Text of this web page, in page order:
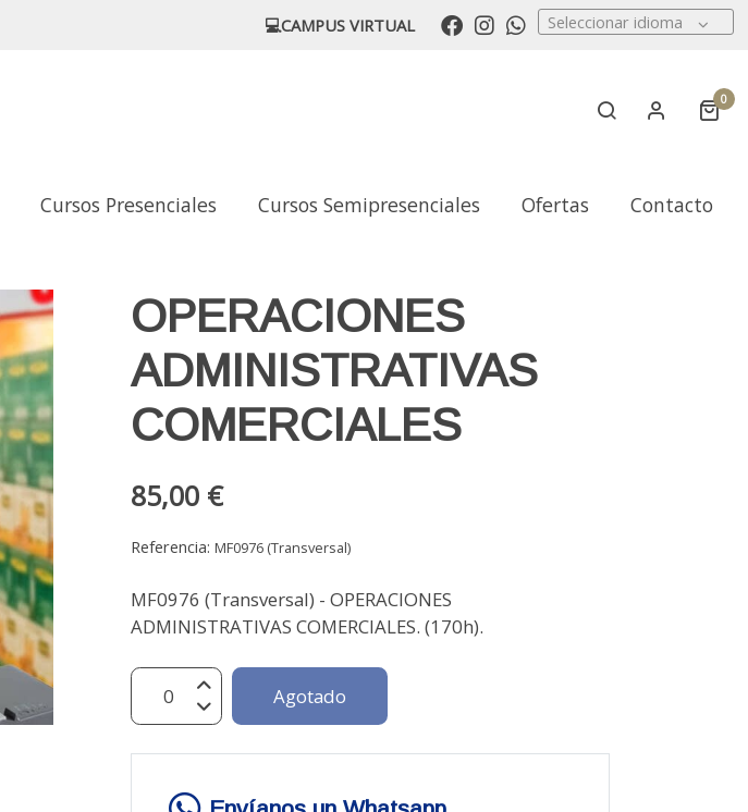
💻CAMPUS VIRTUAL Seleccionar idioma
0
Cursos Presenciales Cursos Semipresenciales Ofertas Contacto
OPERACIONES
ADMINISTRATIVAS
COMERCIALES
85,00 €
Referencia:MF0976 (Transversal)
MF0976 (Transversal) - OPERACIONES
ADMINISTRATIVAS COMERCIALES. (170h).
Agotado